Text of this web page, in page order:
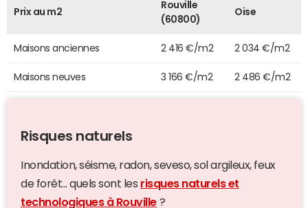
Prix au m2
Rouville
(60800)
Oise
Maisons anciennes 2 416 €/m2 2 034 €/m2
Maisons neuves 3 166 €/m2 2 486 €/m2
Risques naturels
Inondation, séisme, radon, seveso, sol argileux, feux
de forêt... quels sont les risques naturels et
technologiques à Rouville ?